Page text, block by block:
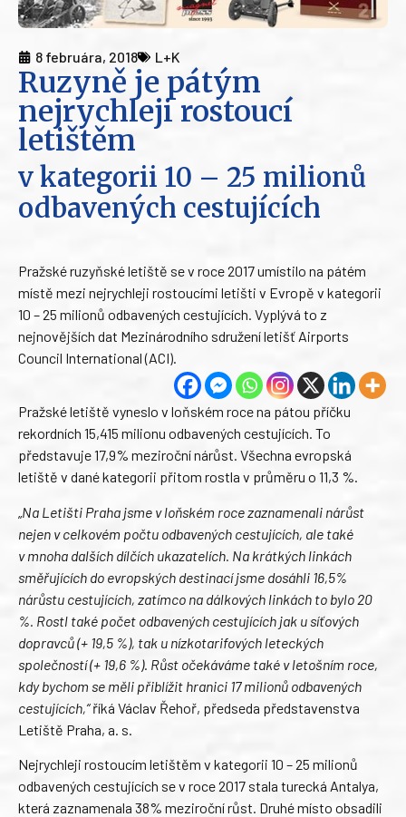
8 februára, 2018 L+K
Ruzyně je pátým
nejrychleji rostoucí
letištěm
v kategorii 10 – 25 milionů
odbavených cestujících
Pražské ruzyňské letiště se v roce 2017 umístilo na pátém
místě mezi nejrychleji rostoucími letišti v Evropě v kategorii
10 – 25 milionů odbavených cestujících. Vyplývá to z
nejnovějších dat Mezinárodního sdružení letišť Airports
Council International (ACI).
Pražské letiště vyneslo v loňském roce na pátou příčku
rekordních 15,415 milionu odbavených cestujících. To
představuje 17,9% meziroční nárůst. Všechna evropská
letiště v dané kategorii přitom rostla v průměru o 11,3 %.
Na Letišti Praha jsme v loňském roce zaznamenali nárůst
nejen v celkovém počtu odbavených cestujících, ale také
v mnoha dalších dílčích ukazatelích. Na krátkých linkách
směřujících do evropských destinací jsme dosáhli 16,5%
nárůstu cestujících, zatímco na dálkových linkách to bylo 20
%. Rostl také počet odbavených cestujících jak u síťových
dopravců (+ 19,5 %), tak u nízkotarifových leteckých
společností (+ 19,6 %). Růst očekáváme také v letošním roce,
kdy bychom se měli přiblížit hranici 17 milionů odbavených
cestujících,“říká Václav Řehoř, předseda představenstva
Letiště Praha, a. s.
Nejrychleji rostoucím letištěm v kategorii 10 – 25 milionů
odbavených cestujících se v roce 2017 stala turecká Antalya,
která zaznamenala 38% meziroční růst. Druhé místo obsadili